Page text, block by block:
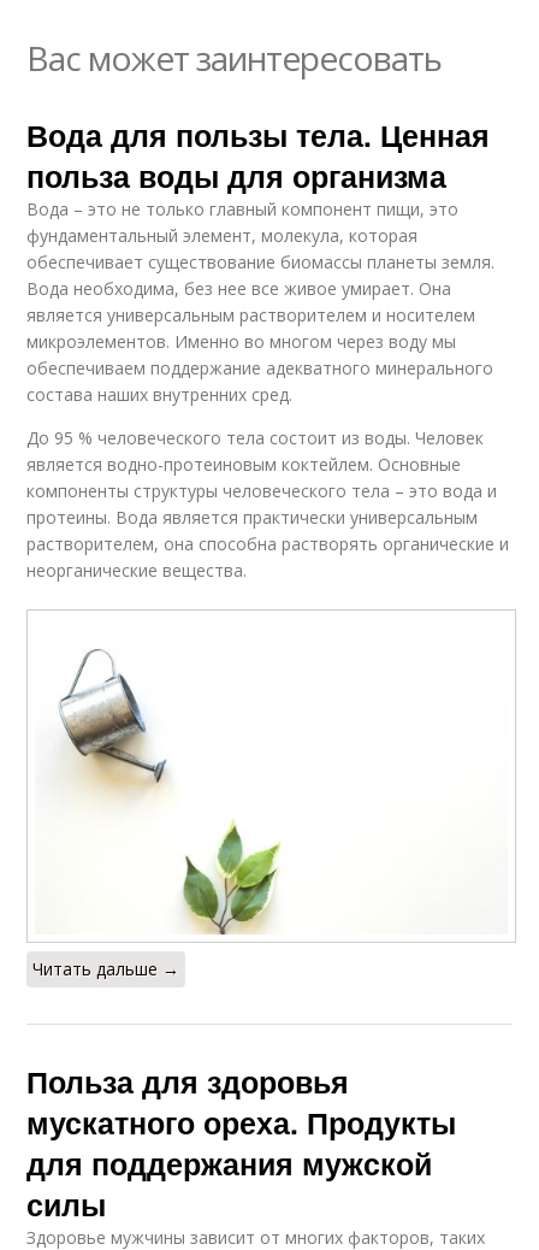
Вас может заинтересовать
Вода для пользы тела. Ценная
польза воды для организма
Вода – это не только главный компонент пищи, это
фундаментальный элемент, молекула, которая
обеспечивает существование биомассы планеты земля.
Вода необходима, без нее все живое умирает. Она
является универсальным растворителем и носителем
микроэлементов. Именно во многом через воду мы
обеспечиваем поддержание адекватного минерального
состава наших внутренних сред.
До 95 % человеческого тела состоит из воды. Человек
является водно-протеиновым коктейлем. Основные
компоненты структуры человеческого тела – это вода и
протеины. Вода является практически универсальным
растворителем, она способна растворять органические и
неорганические вещества.
Читать дальше →
Польза для здоровья
мускатного ореха. Продукты
для поддержания мужской
силы
Здоровье мужчины зависит от многих факторов, таких